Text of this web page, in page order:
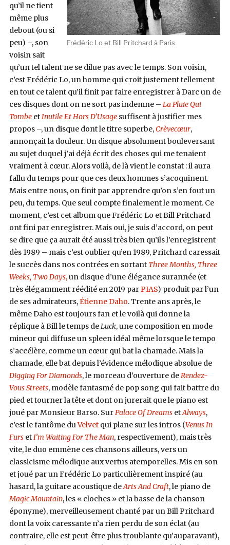
Frédéric Lo et Bill Pritchard à Paris
qu’il ne tient
même plus
debout (ou si
peu) –, son
voisin sait
qu’un tel talent ne se dilue pas avec le temps. Son voisin,
c’est Frédéric Lo, un homme qui croit justement tellement
en tout ce talent qu’il finit par faire enregistrer à Darc un de
ces disques dont on ne sort pas indemne – La Pluie Qui
Tombe etInutile Et Hors D’Usagesuffisent à justifier mes
propos –, un disque dont le titre superbe,Crèvecœur,
annonçait la douleur. Un disque absolument bouleversant
au sujet duquel j’ai déjà écrit des choses qui me tenaient
vraiment à cœur. Alors voilà, de là vient le constat : il aura
fallu du temps pour que ces deux hommes s’acoquinent.
Mais entre nous, on finit par apprendre qu’on s’en fout un
peu, du temps. Que seul compte finalement le moment. Ce
moment, c’est cet album que Frédéric Lo et Bill Pritchard
ont fini par enregistrer. Mais oui, je suis d’accord, on peut
se dire que ça aurait été aussi très bien qu’ils l’enregistrent
dès 1989 – mais c’est oublier qu’en 1989, Pritchard caressait
le succès dans nos contrées en sortant Three Months, Three
Weeks, Two Days,un disque d’une élégance surannée (et
très élégamment réédité en 2019 parPIAS) produit par l’un
de ses admirateurs,Étienne Daho. Trente ans après, le
même Daho est toujours fan et le voilà qui donne la
réplique à Bill le temps deLuck, une composition en mode
mineur qui diffuse un spleen idéal même lorsque le tempo
s’accélère, comme un cœur qui bat la chamade. Mais la
chamade, elle bat depuis l’évidence mélodique absolue de
Digging For Diamonds, le morceau d’ouverture deRendez-
Vous Streets, modèle fantasmé de pop song qui fait battre du
pied et tourner la tête et dont on jurerait que le piano est
joué par Monsieur Barso. SurPalace Of Dreams etAlways,
c’est le fantôme duVelvetqui plane sur les intros (Venus In
Furs etI’m Waiting For The Man, respectivement), mais très
vite, le duo emmène ces chansons ailleurs, vers un
classicisme mélodique aux vertus atemporelles. Mis en son
et joué par un Frédéric Lo particulièrement inspiré (au
hasard, la guitare acoustique deArts And Craft, le piano de
Magic Mountain, les « cloches » et la basse de la chanson
éponyme), merveilleusement chanté par un Bill Pritchard
dont la voix caressante n’a rien perdu de son éclat (au
contraire, elle est peut-être plus troublante qu’auparavant),